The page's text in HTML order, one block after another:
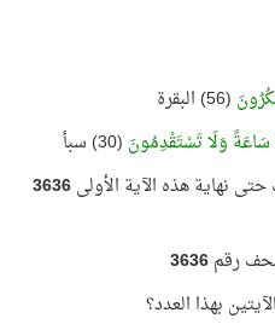
(56) البقرة
وَلَا تَسْتَقْدِمُونَ (30) سبأ
نهاية هذه الآية الأولى3636
رقم3636
بهذا العدد؟